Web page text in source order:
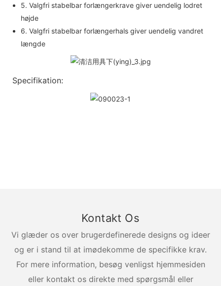
5. Valgfri stabelbar forlængerkrave giver uendelig lodret
højde
6. Valgfri stabelbar forlængerhals giver uendelig vandret
længde
Specifikation:
Kontakt Os
Vi glæder os over brugerdefinerede designs og ideer
og er i stand til at imødekomme de specifikke krav.
For mere information, besøg venligst hjemmesiden
eller kontakt os direkte med spørgsmål eller